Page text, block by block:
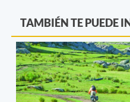
TAMBIÉN TE PUEDE